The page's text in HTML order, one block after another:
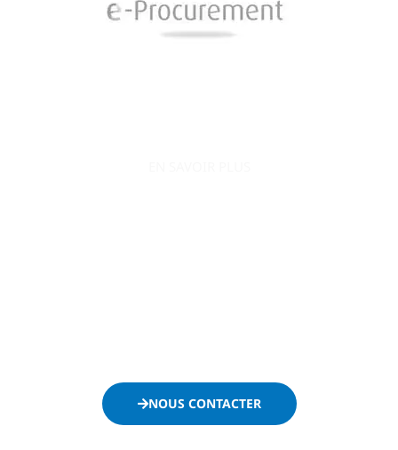
NOUS CONTACTER